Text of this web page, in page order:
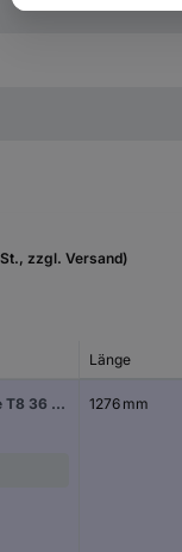
zzgl. Versand)
Länge
Sygonix LED-Feuchtraum-Wannenleuchte LED-Röhre T8 36 W Neutralweiß Grau (transparent) 1276 mm